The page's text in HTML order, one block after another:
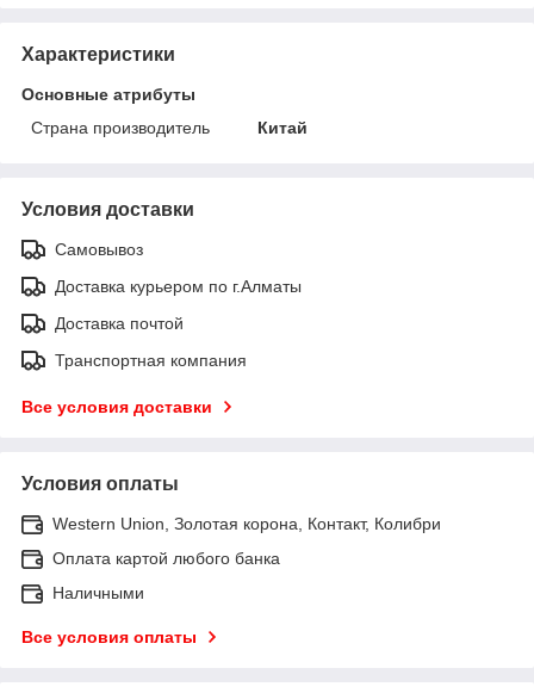
Характеристики
Основные атрибуты
Страна производитель
Китай
Условия доставки
Самовывоз
Доставка курьером по г.Алматы
Доставка почтой
Транспортная компания
Все условия доставки
Условия оплаты
Western Union, Золотая корона, Контакт, Колибри
Оплата картой любого банка
Наличными
Все условия оплаты